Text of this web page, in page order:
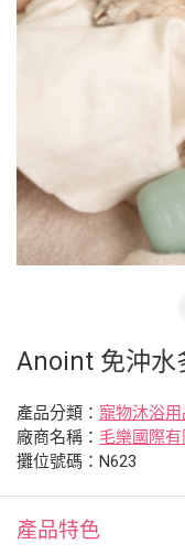
Anoint 免沖水
產品分類： 寵物沐浴用
廠商名稱： 毛樂國際有
攤位號碼：N623
產品特色